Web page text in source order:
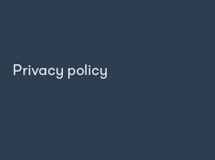
Privacy policy